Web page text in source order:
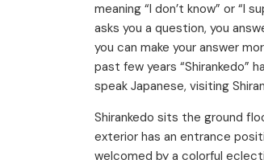
meaning “I don’t know” or “I
asks you a question, you
you can make your answer
past few years “Shirankedo”
speak Japanese, visiting
Shirankedo sits the ground
exterior has an entrance
welcomed by a colorful